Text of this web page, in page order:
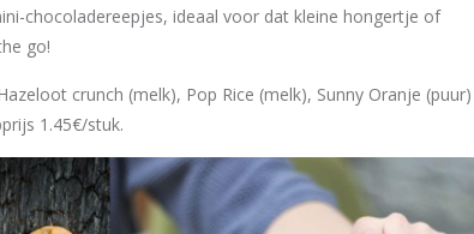
chocoladereepjes, ideaal voor dat kleine hongertje of
go!
crunch (melk), Pop Rice (melk), Sunny Oranje (puur)
1.45€/stuk.